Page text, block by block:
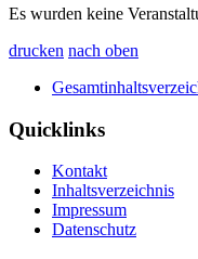
Es wurden keine
drucken nach oben
Quicklinks
Kontakt
Inhaltsverzeichnis
Impressum
Datenschutz